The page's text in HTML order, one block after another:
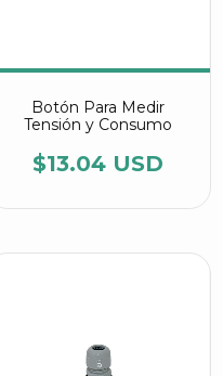
Botón Para Medir
Tensión y Consumo
$13.04 USD